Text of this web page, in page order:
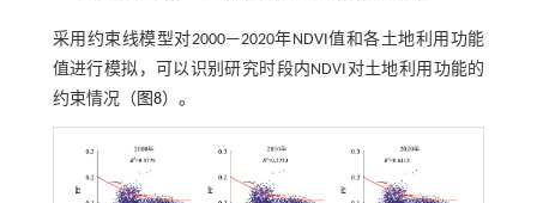
采用约束线模型对2000—2020年NDVI值和各土地利用功能
值进行模拟，可以识别研究时段内NDVI对土地利用功能的
约束情况（ 图8）。